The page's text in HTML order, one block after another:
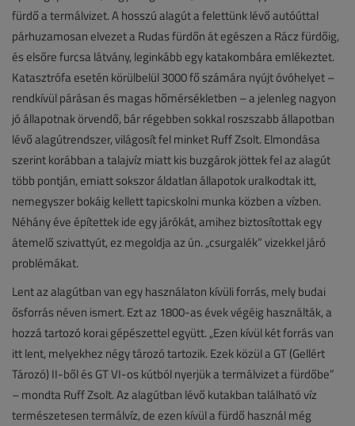
fürdő a termálvizet. A hosszú alagút a felettünk lévő autóúttal
párhuzamosan elvezet a Rudas fürdőn át egészen a Rácz fürdőig,
és elsőre furcsa látvány, leginkább egy katakombára emlékeztet.
Katasztrófa esetén körülbelül 3000 fő számára nyújt óvóhelyet –
rendkívül párásan és magas hőmérsékletben – a jelenleg nagyon
jó állapotnak örvendő, bár régebben sokkal roszszabb állapotban
lévő alagútrendszer, világosít fel minket Ruff Zsolt. Elmondása
szerint korábban a talajvíz miatt kis buzgárok jöttek fel az alagút
több pontján, emiatt sokszor áldatlan állapotok uralkodtak itt,
nemegyszer bokáig kellett tapicskolni munka közben a vízben.
Néhány éve építettek ide egy járókát, amihez biztosítottak egy
átemelő szivattyút, ez megoldja az ún. „csurgalék” vizekkel járó
problémákat.
Lent az alagútban van egy használaton kívüli forrás, mely budai
ősforrás néven ismert. Ezt az 1800-as évek végéig használták, a
hozzá tartozó korai gépészettel együtt. „Ezen kívül két forrás van
itt lent, melyekhez négy tározó tartozik. Ezek közül a GT (Gellért
Tározó) II-ből és GT VI-os kútból nyerjük a termálvizet a fürdőbe”
– mondta Ruff Zsolt. Az alagútban lévő kutakban található víz
természetesen termálvíz, de ezen kívül a fürdő használ még